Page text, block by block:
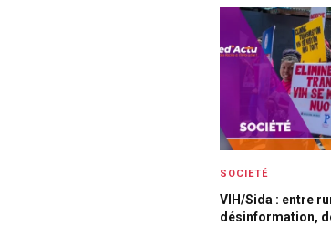
SOCIETÉ
VIH/Sida : entre
désinformation,